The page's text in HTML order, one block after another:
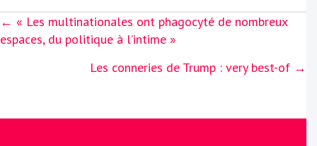
Posts
navigation
← « Les multinationales ont phagocyté de nombreux
espaces, du politique à l’intime »
Les conneries de Trump : very best-of →